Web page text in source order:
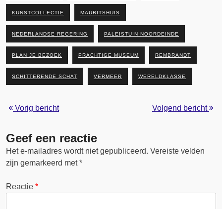
KUNSTCOLLECTIE MAURITSHUIS
NEDERLANDSE REGERING PALEISTUIN NOORDEINDE
PLAN JE BEZOEK PRACHTIGE MUSEUM REMBRANDT
SCHITTERENDE SCHAT VERMEER WERELDKLASSE
Vorig bericht Volgend bericht
Geef een reactie
Het e-mailadres wordt niet gepubliceerd. Vereiste velden
zijn gemarkeerd met*
Reactie *